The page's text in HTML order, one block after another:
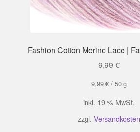
Fashion Cotton Merino Lace |
9,99 €
9,99 €/ 50 g
inkl. 19 % MwSt.
zzgl. Versandkosten